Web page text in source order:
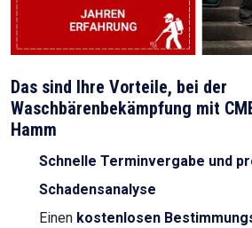
Das sind Ihre Vorteile, bei der
Waschbärenbekämpfung mit
Hamm
Schnelle Terminvergabe und
Schadensanalyse
Einen kostenlosen